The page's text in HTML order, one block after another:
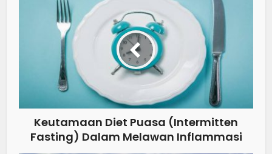
Keutamaan Diet Puasa (Intermitten
Fasting) Dalam Melawan Inflammasi